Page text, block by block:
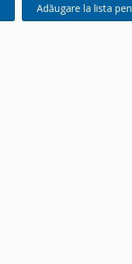
Adăugare la lista